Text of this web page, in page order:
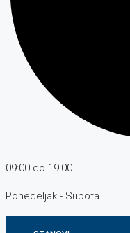
09:00 do 19:00
Ponedeljak - Subota